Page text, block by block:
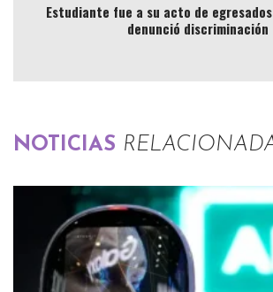
Estudiante fue a su acto de
denunció discriminación
NOTICIAS